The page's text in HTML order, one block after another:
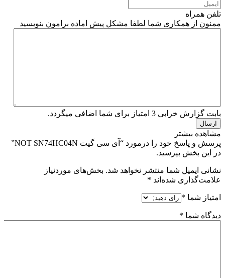
تلفن همراه
ممنون از همکاری شما لطفا مشکل پیش اماده برامون بنویسید
بابت گزارش خرابی 3 امتیاز برای شما اضافی میگردد.
مشاهده بیشتر
پرسش و پاسخ خود را درمورد “آی سی گیت NOT SN74HC04N”
در این بخش بپرسید.
نشانی ایمیل شما منتشر نخواهد شد. بخش‌های موردنیاز
علامت‌گذاری شده‌اند *
امتیاز شما *
دیدگاه شما *